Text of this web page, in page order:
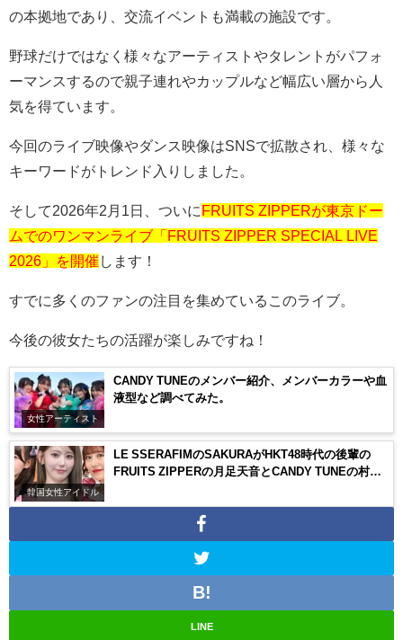
の本拠地であり、交流イベントも満載の施設です。
野球だけではなく様々なアーティストやタレントがパフォ
ーマンスするので親子連れやカップルなど幅広い層から人
気を得ています。
今回のライブ映像やダンス映像はSNSで拡散され、様々な
キーワードがトレンド入りしました。
そして2026年2 月 1 日、ついに FRUITS ZIPPERが東京ドー
ムでのワンマンライブ「FRUITS ZIPPER SPECIAL LIVE
2026」を開催 します！
すでに多くのファンの注目を集めているこのライブ。
今後の彼女たちの活躍が楽しみですね！
女性アーティスト
CANDY TUNEのメンバー紹介、メンバーカラーや血
液型など調べてみた。
韓国女性アイドル
LE SSERAFIMのSAKURAがHKT48時代の後輩の
FRUITS ZIPPERの月足天音とCANDY TUNEの村川
は？
LINE